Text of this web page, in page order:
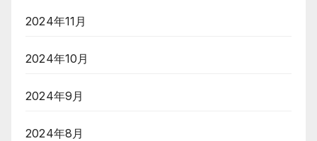
2024年11月
2024年10月
2024年9月
2024年8月